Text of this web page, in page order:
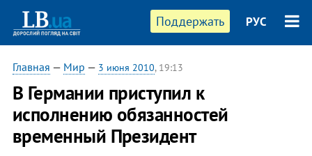
Поддержать РУС
Главная — Мир — 3 июня 2010, 19:13
В Германии приступил к
исполнению обязанностей
временный Президент